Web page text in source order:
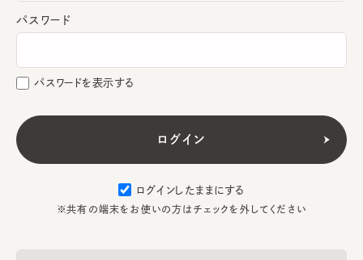
パスワード
パスワードを表示する
ログインしたままにする
※共有の端末をお使いの方はチェックを外してください